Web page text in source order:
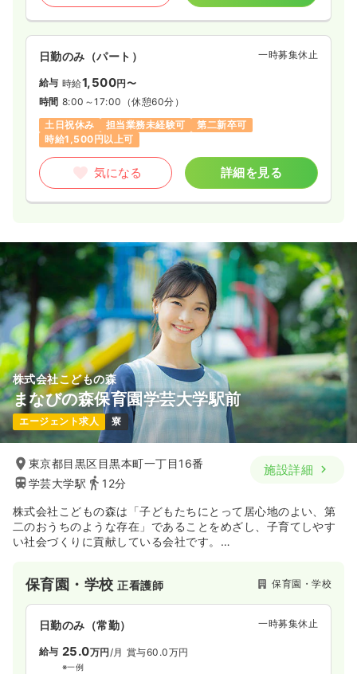
日勤のみ（パート） 一時募集休止
給与 時給1,500円〜
時間 8:00～17:00 （休憩60分）
土日祝休み
担当業務未経験可
第二新卒可
時給1,500円以上可
気になる 詳細を見る
株式会社こどもの森
まなびの森保育園学芸大学駅前
エージェント求人 寮
東京都目黒区目黒本町一丁目16番
学芸大学駅
12分
施設詳細
株式会社こどもの森は「子どもたちにとって居心地のよい、第
二のおうちのような存在」であることをめざし、子育てしやす
い社会づくりに貢献している会社です。
所を運営しております。学芸大学駅駅徒歩12分。
保育園・学校正看護師 保育園・学校
日勤のみ（常勤） 一時募集休止
給与 25.0万円 /月 賞与60.0万円
※一例